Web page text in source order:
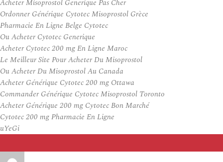
Acheter Misoprostol Generique Pas Cher
Ordonner Générique Cytotec Misoprostol Grèce
Pharmacie En Ligne Belge Cytotec
Ou Acheter Cytotec Generique
Acheter Cytotec 200 mg En Ligne Maroc
Le Meilleur Site Pour Acheter Du Misoprostol
Ou Acheter Du Misoprostol Au Canada
Acheter Générique Cytotec 200 mg Ottawa
Commander Générique Cytotec Misoprostol Toronto
Acheter Générique 200 mg Cytotec Bon Marché
Cytotec 200 mg Pharmacie En Ligne
uYeGi